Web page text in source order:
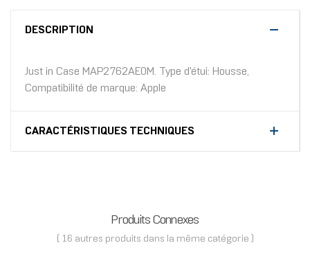
DESCRIPTION
Just in Case MAP2762AE0M. Type d'étui: Housse,
Compatibilité de marque: Apple
CARACTÉRISTIQUES TECHNIQUES
Produits Connexes
( 16 autres produits dans la même catégorie )